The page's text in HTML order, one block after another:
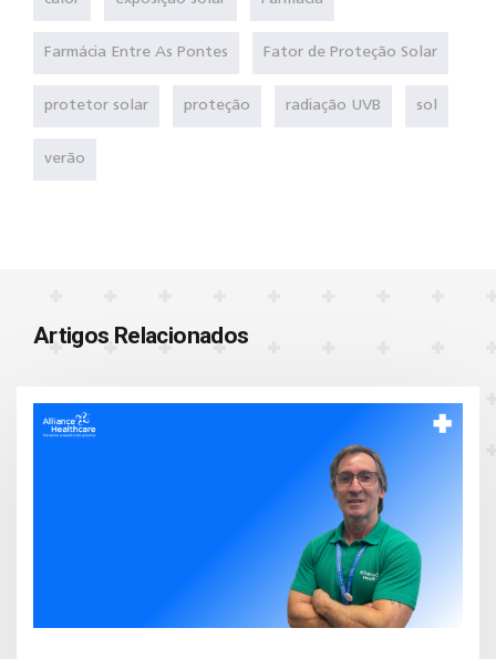
Farmácia Entre As Pontes Fator de Proteção Solar
protetor solar proteção radiação UVB sol
verão
Artigos Relacionados